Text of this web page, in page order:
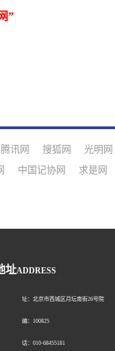
”
腾讯网 搜狐网 光明网
中国记协网 求是网
址ADDRESS
址：北京市西城区月坛南街26号院
编：100825
话：010-68455181